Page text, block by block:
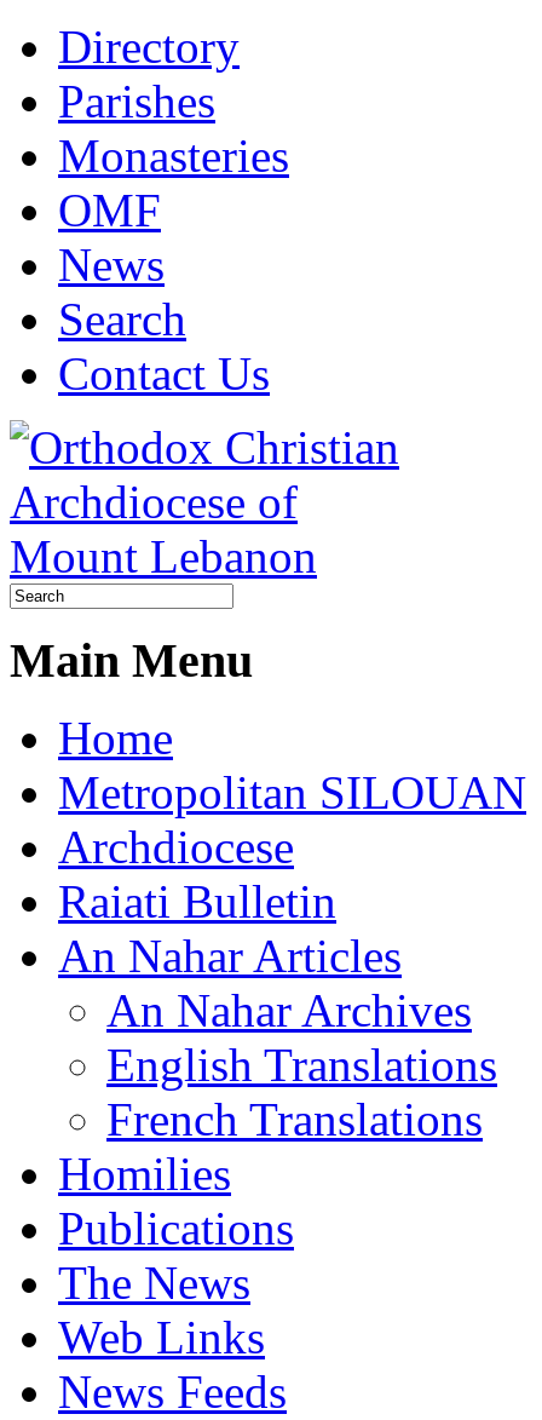
Directory
Parishes
Monasteries
OMF
News
Search
Contact Us
Main Menu
Home
Metropolitan SILOUAN
Archdiocese
Raiati Bulletin
An Nahar Articles
An Nahar Archives
English Translations
French Translations
Homilies
Publications
The News
Web Links
News Feeds